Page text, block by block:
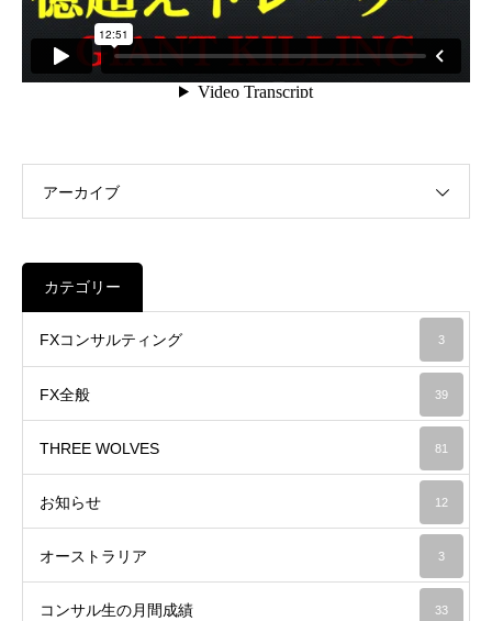
アーカイブ
カテゴリー
FXコンサルティング 3
FX全般 39
THREE WOLVES 81
お知らせ 12
オーストラリア 3
コンサル生の月間成績 33